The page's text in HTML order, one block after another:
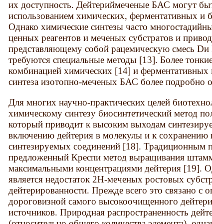
их доступность. Дейтериймеченые БАС могут
использованием химических, ферментативных и
Однако химические синтезы часто
ценных реагентов и меченых субстратов и
представляющему собой рацемическую смесь
требуются специальные методы [13]. Более
комбинацией химических [14] и ферментативных
синтеза изотопно-меченых БАС более подробно
Для многих научно-практических целей
химическому синтезу биосинтетический метод
который приводит к высоким выходам
включению дейтерия в молекулы и к
синтезируемых соединений [18]. Традиционным
предложенный Креспи метод выращивания
максимальными концентрациями дейтерия [19].
является недостаток 2Н-меченых ростовых
дейтерированности. Прежде всего это связано с
дороговизной самого высокоочищенного
источников. Природная распространенность